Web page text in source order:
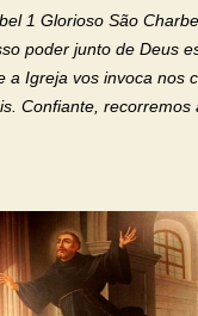
e cheio de
de Jesus libertai da
1 Glorioso São
poder junto de Deus
a Igreja vos invoca nos
Confiante, recorremos
nos deste favor,
nosso patrono, para
São Charbel! Rogai
o vosso nome e auxílio.